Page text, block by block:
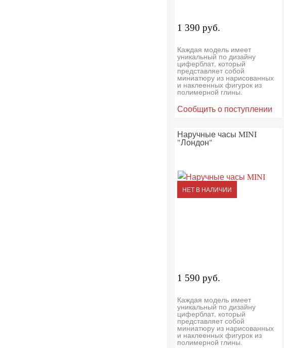
1 390 руб.
Каждая модель имеет
уникальный по дизайну
циферблат, который
представляет собой
миниатюру из нарисованных
и наклеенных фигурок из
полимерной глины.
Сообщить о поступлении
Наручные часы MINI
"Лондон"
НЕТ В НАЛИЧИИ
1 590 руб.
Каждая модель имеет
уникальный по дизайну
циферблат, который
представляет собой
миниатюру из нарисованных
и наклеенных фигурок из
полимерной глины.